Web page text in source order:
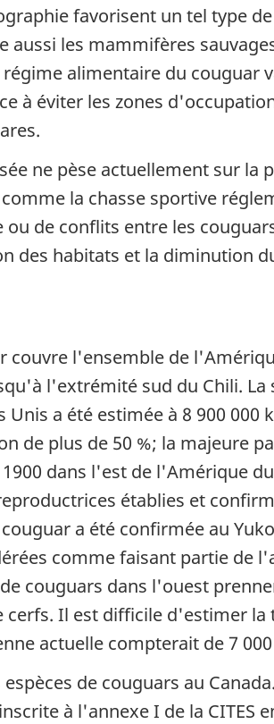
favorisent un tel type
aussi les mammifères
alimentaire du
à éviter les zones
ne pèse actuellement sur
la chasse sportive
de conflits entre les
des habitats et la diminution
couvre l'ensemble de
l'extrémité sud du Chili.
a été estimée à 8 900 000
de plus de 50 %; la majeure
dans l'est de l'Amérique
établies et
a été confirmée au
comme faisant partie de
couguars dans l'ouest
Il est difficile d'estimer
actuelle compterait de 7
de couguars au
à l'annexe I de la CITES